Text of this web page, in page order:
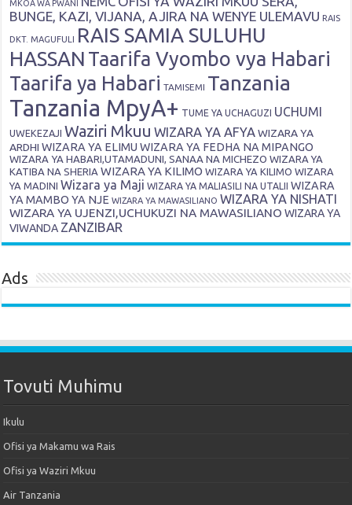
MKOA WA PWANI
BUNGE, KAZI, VIJANA, AJIRA NA WENYE ULEMAVU RAIS
DKT. MAGUFULI RAIS SAMIA SULUHU
HASSAN Taarifa Vyombo vya Habari
Taarifa ya Habari TAMISEMI Tanzania
Tanzania MpyA+ TUME YA UCHAGUZI UCHUMI
UWEKEZAJI Waziri Mkuu WIZARA YA AFYA WIZARA YA
ARDHI WIZARA YA ELIMU WIZARA YA FEDHA NA MIPANGO
WIZARA YA HABARI,UTAMADUNI, SANAA NA MICHEZO WIZARA YA
KATIBA NA SHERIA WIZARA YA KILIMO WIZARA YA KILIMO WIZARA
YA MADINI Wizara ya Maji WIZARA YA MALIASILI NA UTALII
WIZARA
YA MAMBO YA NJE WIZARA YA MAWASILIANO WIZARA YA NISHATI
WIZARA YA UJENZI,UCHUKUZI NA MAWASILIANO WIZARA YA
VIWANDA ZANZIBAR
Ads
Tovuti Muhimu
Ikulu
Ofisi ya Makamu wa Rais
Ofisi ya Waziri Mkuu
Air Tanzania